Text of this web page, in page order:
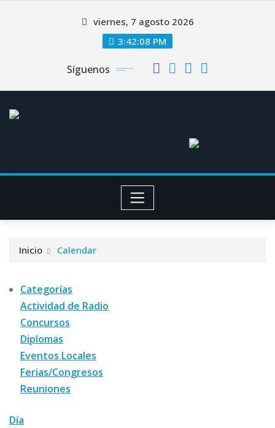
viernes, 7 agosto 2026
3:42:09 PM
Síguenos
Inicio Calendar
Categorías
Actividad de Radio
Concursos
Diplomas
Eventos Locales
Ferias/Congresos
Reuniones
Día